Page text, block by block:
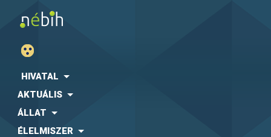
HIVATAL
AKTUÁLIS
ÁLLAT
ÉLELMISZER